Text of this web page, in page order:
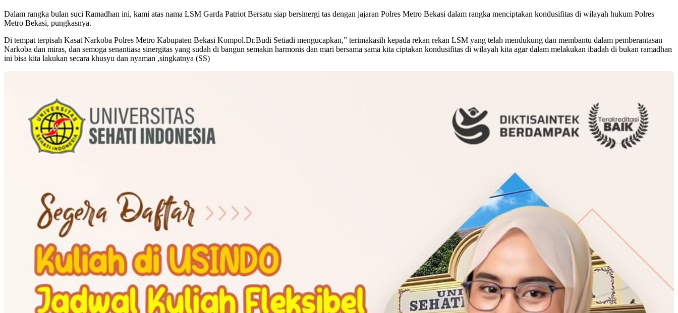
Dalam rangka bulan suci Ramadhan ini, kami atas nama LSM Garda Patriot Bersatu siap bersinergi tas dengan jajaran Polres Metro Bekasi dalam rangka menciptakan kondusifitas di wilayah hukum Polres
Metro Bekasi, pungkasnya.
Di tempat terpisah Kasat Narkoba Polres Metro Kabupaten Bekasi Kompol.Dr.Budi Setiadi mengucapkan,” terimakasih kepada rekan rekan LSM yang telah mendukung dan membantu dalam pemberantasan
Narkoba dan miras, dan semoga senantiasa sinergitas yang sudah di bangun semakin harmonis dan mari bersama sama kita ciptakan kondusifitas di wilayah kita agar dalam melakukan ibadah di bukan ramadhan
ini bisa kita lakukan secara khusyu dan nyaman ,singkatnya (SS)